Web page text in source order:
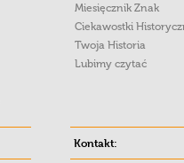
Miesięcznik Znak
Ciekawostki
Twoja Historia
Lubimy czytać
Kontakt: